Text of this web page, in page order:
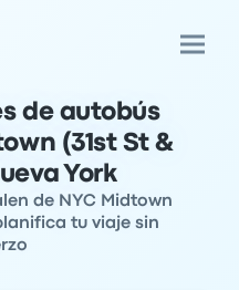
de autobús
(31st St &
York
de NYC Midtown
tu viaje sin